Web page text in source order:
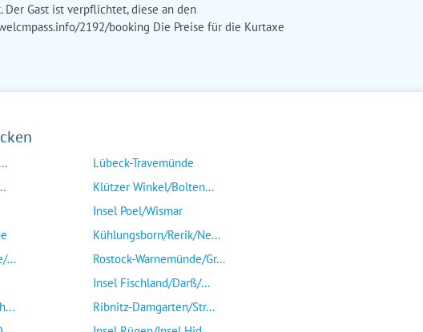
Der Gast ist verpflichtet, diese an den
2192/booking Die Preise für die Kurtaxe
...
Lübeck-Travemünde
Klützer Winkel/Bolten...
Insel Poel/Wismar
Kühlungsborn/Rerik/Ne...
Rostock-Warnemünde/Gr...
Insel Fischland/Darß/...
Ribnitz-Damgarten/Str...